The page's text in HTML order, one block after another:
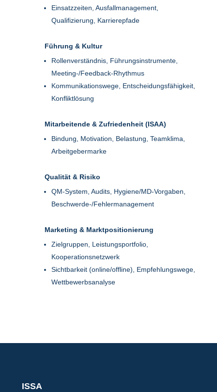
Einsatzzeiten, Ausfallmanagement,
Qualifizierung, Karrierepfade
Führung & Kultur
Rollenverständnis, Führungsinstrumente,
Meeting-/Feedback-Rhythmus
Kommunikationswege, Entscheidungsfähigkeit,
Konfliktlösung
Mitarbeitende & Zufriedenheit (ISAA)
Bindung, Motivation, Belastung, Teamklima,
Arbeitgebermarke
Qualität & Risiko
QM-System, Audits, Hygiene/MD-Vorgaben,
Beschwerde-/Fehlermanagement
Marketing & Marktpositionierung
Zielgruppen, Leistungsportfolio,
Kooperationsnetzwerk
Sichtbarkeit (online/offline), Empfehlungswege,
Wettbewerbsanalyse
ISSA